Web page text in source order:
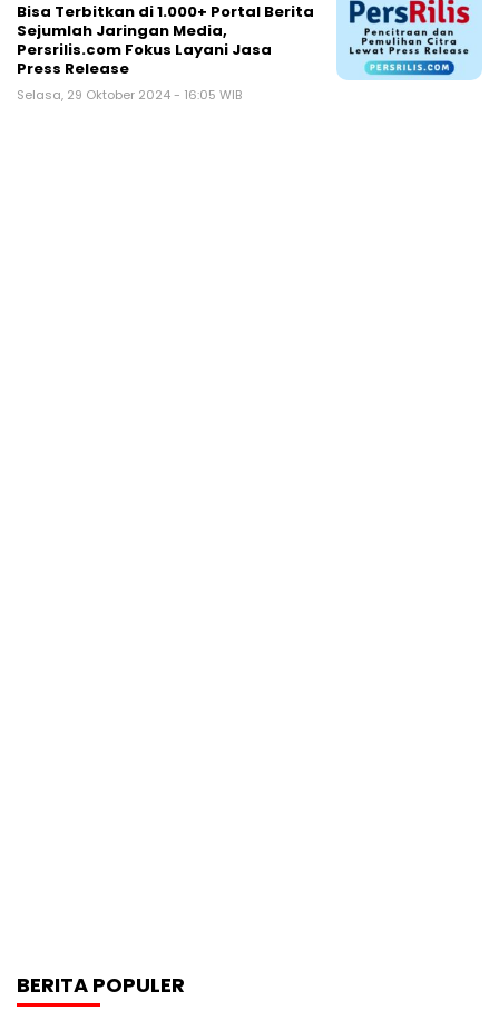
Bisa Terbitkan di 1.000+ Portal Berita
Sejumlah Jaringan Media,
Persrilis.com Fokus Layani Jasa
Press Release
Selasa, 29 Oktober 2024 - 16:05 WIB
BERITA POPULER